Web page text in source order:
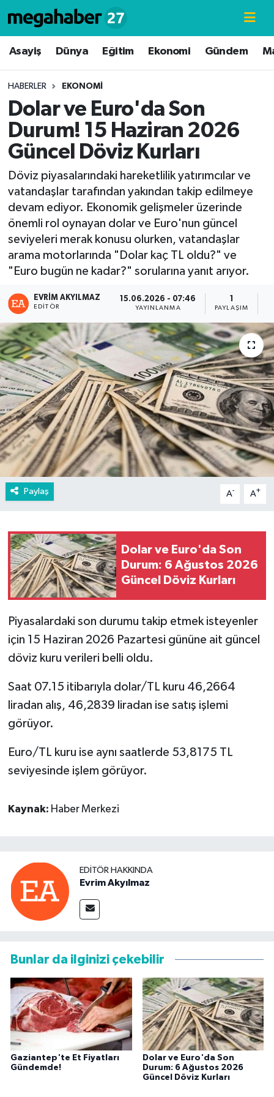
Asayiş Dünya Eğitim Ekonomi Gündem
HABERLER EKONOMI
Dolar ve Euro'da Son
Durum! 15 Haziran 2026
Güncel Döviz Kurları
Döviz piyasalarındaki hareketlilik yatırımcılar ve
vatandaşlar tarafından yakından takip edilmeye
devam ediyor. Ekonomik gelişmeler üzerinde
önemli rol oynayan dolar ve Euro'nun güncel
seviyeleri merak konusu olurken, vatandaşlar
arama motorlarında "Dolar kaç TL oldu?" ve
"Euro bugün ne kadar?" sorularına yanıt arıyor.
EVRIM AKYILMAZ
EDITÖR
15.06.2026 - 07:46
YAYINLANMA PAYLAŞIM
Paylaş A- A+
Dolar ve Euro'da Son
Durum: 6 Ağustos 2026
Güncel Döviz Kurları
Piyasalardaki son durumu takip etmek isteyenler
için 15 Haziran 2026 Pazartesi gününe ait güncel
döviz kuru verileri belli oldu.
Saat 07.15 itibarıyla dolar/TL kuru 46,2664
liradan alış, 46,2839 liradan ise satış işlemi
görüyor.
Euro/TL kuru ise aynı saatlerde 53,8175 TL
seviyesinde işlem görüyor.
Kaynak: Haber Merkezi
EDITÖR HAKKINDA
Evrim Akyılmaz
Bunlar da ilginizi çekebilir
Gaziantep'te Et Fiyatları
Gündemde!
Dolar ve Euro'da Son
Durum: 6 Ağustos 2026
Güncel Döviz Kurları
Hava Durumu
Süper Lig Puan Durumu ve Fikstür
Tüm Manşetler
Son Dakika Haberleri
Haber Arşivi